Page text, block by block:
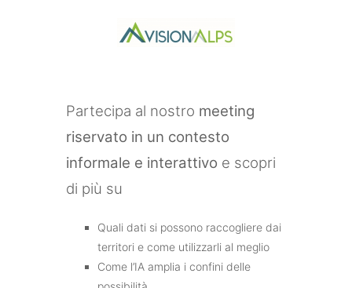
Partecipa al nostro meeting
riservato in un contesto
informale e interattivo e scopri
di più su
Quali dati si possono raccogliere dai
territori e come utilizzarli al meglio
Come l’IA amplia i confini delle